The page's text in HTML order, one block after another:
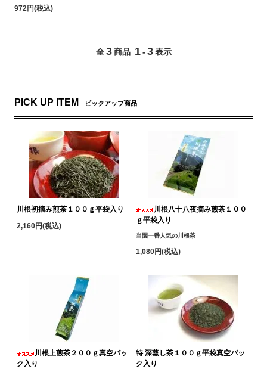
972円(税込)
全 3 商品 1 - 3 表示
PICK UP ITEM ピックアップ商品
川根初摘み煎茶１００ｇ平袋入り
2,160円(税込)
川根八十八夜摘み煎茶１００
ｇ平袋入り
当園一番人気の川根茶
1,080円(税込)
川根上煎茶２００ｇ真空パッ
ク入り
特 深蒸し茶１００ｇ平袋真空パッ
ク入り